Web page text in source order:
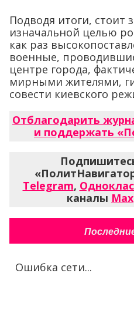
Подводя итоги, стоит
изначальной целью
как раз
военные,
центре города,
мирными жителями,
совести киевского
Отблагодарить
и поддержать
Telegram,
каналы Max
Ошибка сети...